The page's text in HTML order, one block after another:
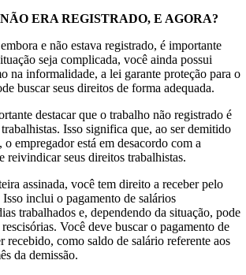
ERA REGISTRADO, E AGORA?
e não estava registrado, é importante
seja complicada, você ainda possui
na informalidade, a lei garante proteção para o
buscar seus direitos de forma adequada.
destacar que o trabalho não registrado é
Isso significa que, ao ser demitido
empregador está em desacordo com a
reivindicar seus direitos trabalhistas.
assinada, você tem direito a receber pelo
inclui o pagamento de salários
trabalhados e, dependendo da situação, pode
Você deve buscar o pagamento de
recebido, como saldo de salário referente aos
da demissão.